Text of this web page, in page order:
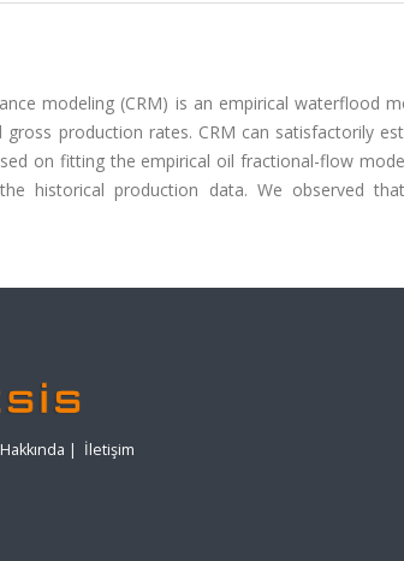
modeling (CRM) is an empirical waterflood
gross production rates. CRM can satisfactorily
on fitting the empirical oil fractional-flow
historical production data. We observed
| İletişim